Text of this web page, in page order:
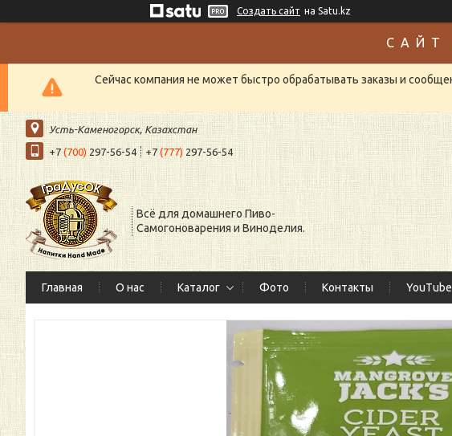
Создать сайт на Satu.kz
С А Й Т
Сейчас компания не может быстро обрабатывать заказы и
Усть-Каменогорск, Казахстан
+7(700) 297-56-54 +7(777) 297-56-54
Всё для домашнего Пиво-
Самогоноварения и Виноделия.
Главная О нас Каталог Фото Контакты